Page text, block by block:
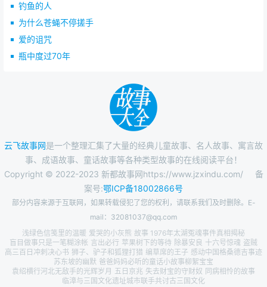
钓鱼的人
为什么苍蝇不停搓手
爱的诅咒
瓶中度过70年
云飞故事网是一个整理汇集了大量的经典儿童故事、名人故事、寓言故
事、成语故事、童话故事等各种类型故事的在线阅读平台！
Copyright © 2022-2023 新都故事网https://www.jzxindu.com/
备
案号:鄂ICP备18002866号
部分内容来源于互联网，如果转载侵犯了您的权利，请联系我们及时删除。E-
mail：32081037@qq.com
浅绿色信笺里的温暖 爱哭的小灰熊 故事 1976年太湖冤魂事件真相揭秘
盲目做事只是一笔糊涂帐 言出必行 苹果树下的等待 除暴安良 十六号惊魂 盗贼
高三百日冲刺决心书 狮子、驴子和狐狸打猎 编草席的王子 感动中国格桑德吉事迹
苏东坡的幽默 爸爸妈妈必听的童话小故事柳絮宝宝
袁绍横行河北无敌手的光辉岁月 五日京兆 失去财宝的守财奴 同病相怜的故事
临漳与三国文化遗址城市联手共讨古三国文化